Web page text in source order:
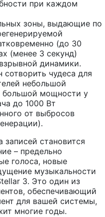
при каждом
зоны, выдающие по
(до 30
(менее 3 секунд)
динамики.
сотворить чудеса для
небольшой
большой мощности у
до 1000 Вт
от выбросов
становится
– предельно
голоса, новые
музыкальности
3. Это один из
обеспечивающий
для вашей системы,
многие годы.